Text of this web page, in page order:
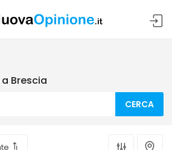
Brescia
CERCA